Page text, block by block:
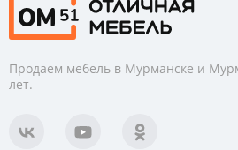
Продаем мебель в Мурманске и
лет.